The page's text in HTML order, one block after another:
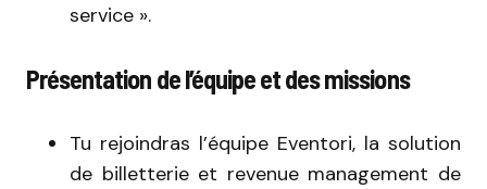
service ».
Présentation de l’équipe et des missions
Tu rejoindras l’équipe Eventori, la solution
de billetterie et revenue management de